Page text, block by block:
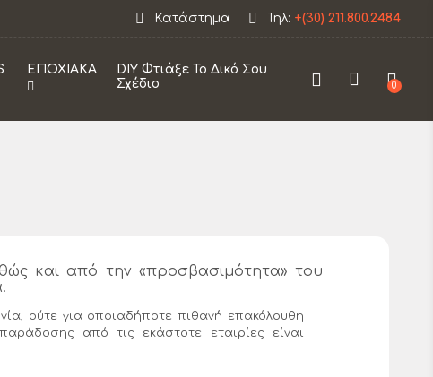
Η εταιρεία θα παραμείνει κλειστεί από 12/08 εως 30/
Κατάστημα Τηλ: +(30) 211.800.2484
ΕΠΟΧΙΑΚΑ
DIY Φτιάξε Το Δικό Σου
Σχέδιο
0
και από την «προσβασιμότητα» του
ούτε για οποιαδήποτε πιθανή επακόλουθη
από τις εκάστοτε εταιρίες είναι